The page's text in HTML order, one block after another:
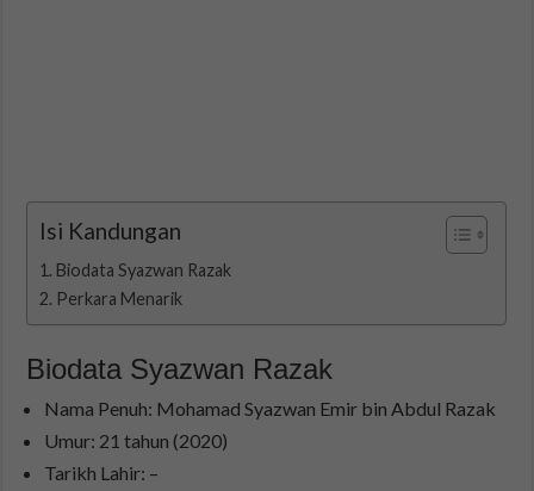
Isi Kandungan
Biodata Syazwan Razak
Perkara Menarik
Biodata Syazwan Razak
Nama Penuh: Mohamad Syazwan Emir bin Abdul Razak
Umur: 21 tahun (2020)
Tarikh Lahir: –